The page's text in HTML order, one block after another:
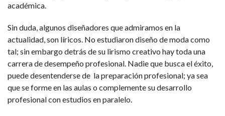
académica.
Sin duda, algunos diseñadores que admiramos en la
actualidad, son líricos. No estudiaron diseño de moda como
tal; sin embargo detrás de su lirismo creativo hay toda una
carrera de desempeño profesional. Nadie que busca el éxito,
puede desentenderse de la preparación profesional; ya sea
que se forme en las aulas o complemente su desarrollo
profesional con estudios en paralelo.